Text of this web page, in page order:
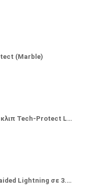
(Marble)
Φωτιστικό Διαβάσματος με κλιπ Tech-Protect LL100
Tech-Protect Ultraboost Braided Lightning σε 3.5mm 1m (Μαύρο)